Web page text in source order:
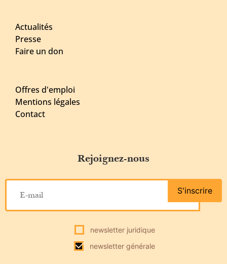
Actualités
Presse
Faire un don
Offres d'emploi
Mentions légales
Contact
Rejoignez-nous
newsletter juridique
newsletter générale
S'inscrire